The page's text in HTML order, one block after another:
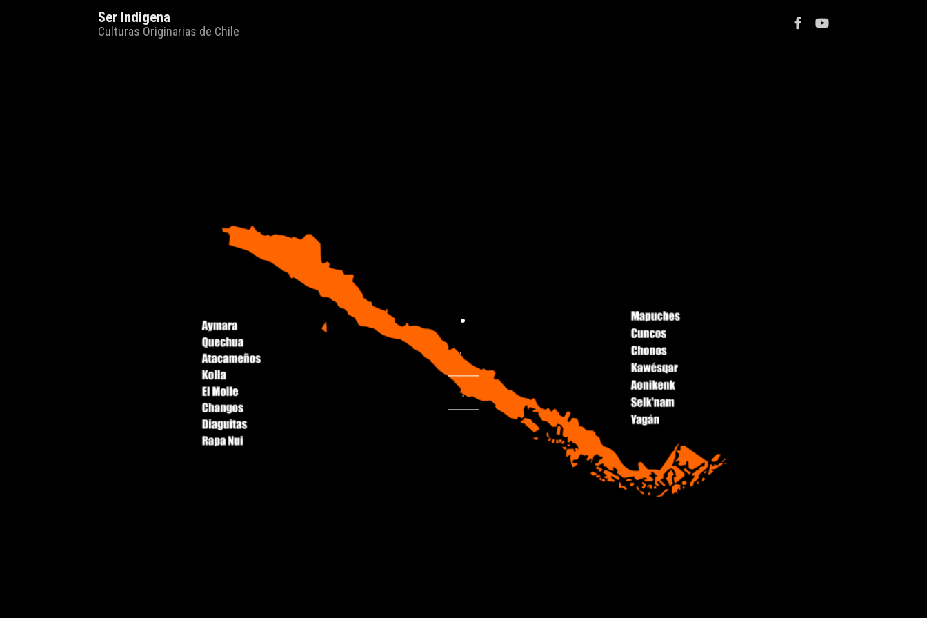
Ser Indigena
Culturas Originarias de Chile
.
.
.